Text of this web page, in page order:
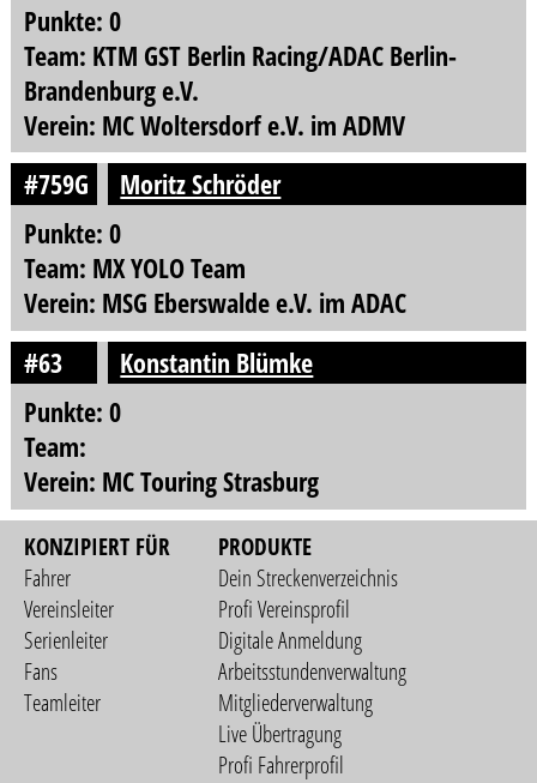
Punkte: 0
Team: KTM GST Berlin Racing/ADAC Berlin-
Brandenburg e.V.
Verein: MC Woltersdorf e.V. im ADMV
#759G
Moritz Schröder
Punkte: 0
Team: MX YOLO Team
Verein: MSG Eberswalde e.V. im ADAC
#63
Konstantin Blümke
Punkte: 0
Team:
Verein: MC Touring Strasburg
KONZIPIERT FÜR
Fahrer
Vereinsleiter
Serienleiter
Fans
Teamleiter
PRODUKTE
Dein Streckenverzeichnis
Profi Vereinsprofil
Digitale Anmeldung
Arbeitsstundenverwaltung
Mitgliederverwaltung
Live Übertragung
Profi Fahrerprofil